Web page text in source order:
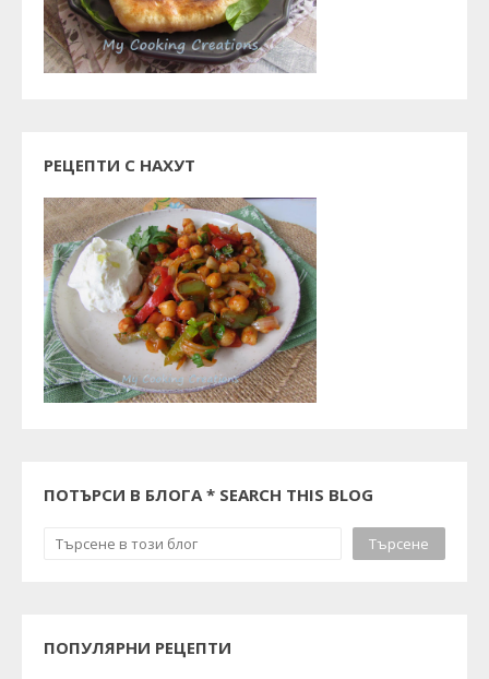
РЕЦЕПТИ С НАХУТ
ПОТЪРСИ В БЛОГА * SEARCH THIS BLOG
ПОПУЛЯРНИ РЕЦЕПТИ